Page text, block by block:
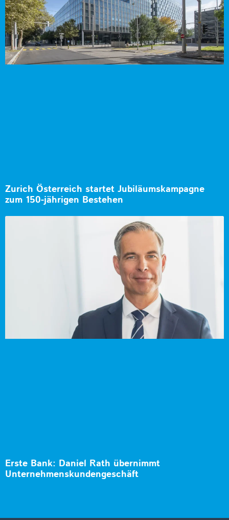
Zurich Österreich startet Jubiläumskampagne
zum 150-jährigen Bestehen
Erste Bank: Daniel Rath übernimmt
Unternehmenskundengeschäft